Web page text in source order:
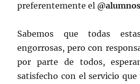
preferentemente el
Sabemos que todas
engorrosas, pero con
por parte de todos,
satisfecho con el servicio